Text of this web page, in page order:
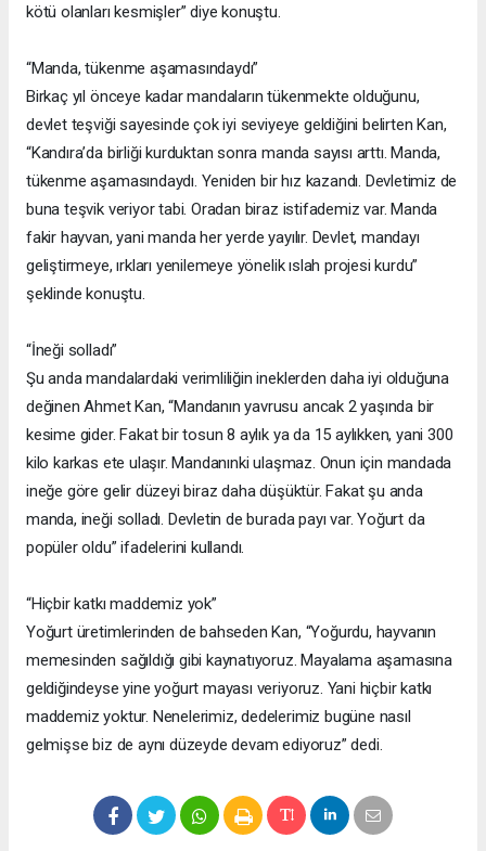
kötü olanları kesmişler” diye konuştu.
“Manda, tükenme aşamasındaydı”
Birkaç yıl önceye kadar mandaların tükenmekte olduğunu,
devlet teşviği sayesinde çok iyi seviyeye geldiğini belirten Kan,
“Kandıra’da birliği kurduktan sonra manda sayısı arttı. Manda,
tükenme aşamasındaydı. Yeniden bir hız kazandı. Devletimiz de
buna teşvik veriyor tabi. Oradan biraz istifademiz var. Manda
fakir hayvan, yani manda her yerde yayılır. Devlet, mandayı
geliştirmeye, ırkları yenilemeye yönelik ıslah projesi kurdu”
şeklinde konuştu.
“İneği solladı”
Şu anda mandalardaki verimliliğin ineklerden daha iyi olduğuna
değinen Ahmet Kan, “Mandanın yavrusu ancak 2 yaşında bir
kesime gider. Fakat bir tosun 8 aylık ya da 15 aylıkken, yani 300
kilo karkas ete ulaşır. Mandanınki ulaşmaz. Onun için mandada
ineğe göre gelir düzeyi biraz daha düşüktür. Fakat şu anda
manda, ineği solladı. Devletin de burada payı var. Yoğurt da
popüler oldu” ifadelerini kullandı.
“Hiçbir katkı maddemiz yok”
Yoğurt üretimlerinden de bahseden Kan, “Yoğurdu, hayvanın
memesinden sağıldığı gibi kaynatıyoruz. Mayalama aşamasına
geldiğindeyse yine yoğurt mayası veriyoruz. Yani hiçbir katkı
maddemiz yoktur. Nenelerimiz, dedelerimiz bugüne nasıl
gelmişse biz de aynı düzeyde devam ediyoruz” dedi.